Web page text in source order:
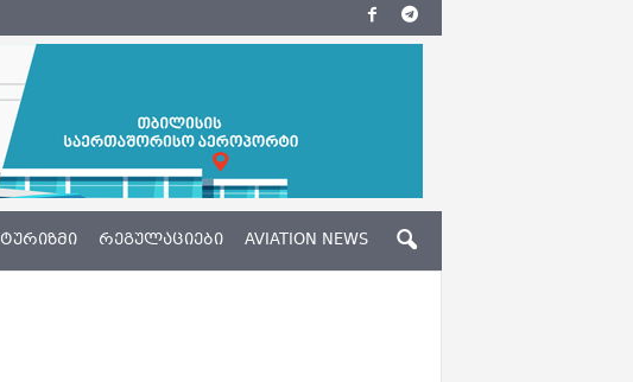
ᲢᲣᲠᲘᲖᲛᲘ ᲠᲔᲒᲣᲚᲐᲪᲘᲔᲑᲘ AVIATION NEWS